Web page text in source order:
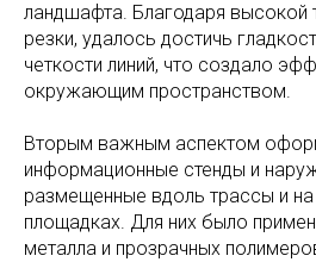
ландшафта. Благодаря высокой
резки, удалось достичь
четкости линий, что создало
окружающим пространством.
Вторым важным аспектом
информационные стенды и
размещенные вдоль трассы и
площадках. Для них было
металла и прозрачных